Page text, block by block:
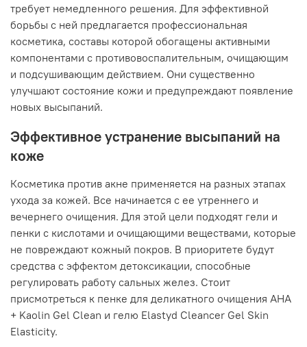
требует немедленного решения. Для эффективной
борьбы с ней предлагается профессиональная
косметика, составы которой обогащены активными
компонентами с противовоспалительным, очищающим
и подсушивающим действием. Они существенно
улучшают состояние кожи и предупреждают появление
новых высыпаний.
Эффективное устранение высыпаний на
коже
Косметика против акне применяется на разных этапах
ухода за кожей. Все начинается с ее утреннего и
вечернего очищения. Для этой цели подходят гели и
пенки с кислотами и очищающими веществами, которые
не повреждают кожный покров. В приоритете будут
средства с эффектом детоксикации, способные
регулировать работу сальных желез. Стоит
присмотреться к пенке для деликатного очищения AHA
+ Kaolin Gel Clean и гелю Elastyd Cleancer Gel Skin
Elasticity.